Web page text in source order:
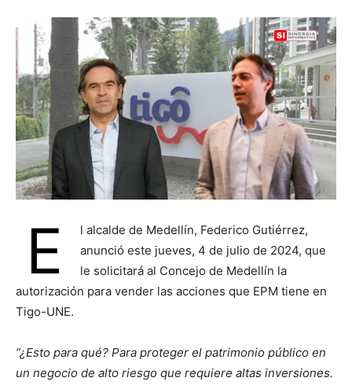
E
l alcalde de Medellín, Federico Gutiérrez,
anunció este jueves, 4 de julio de 2024, que
le solicitará al Concejo de Medellín la
autorización para vender las acciones que EPM tiene en
Tigo-UNE.
“¿Esto para qué? Para proteger el patrimonio público en
un negocio de alto riesgo que requiere altas inversiones.